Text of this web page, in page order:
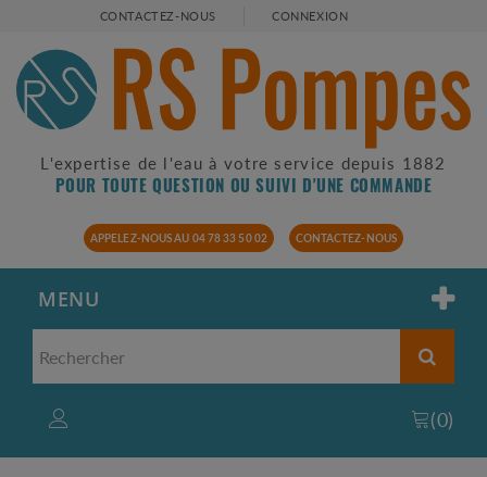
CONTACTEZ-NOUS CONNEXION
L'expertise de l'eau à votre service depuis 1882
POUR TOUTE QUESTION OU SUIVI D'UNE COMMANDE
APPELEZ-NOUS AU 04 78 33 50 02 CONTACTEZ-NOUS
MENU
(0)